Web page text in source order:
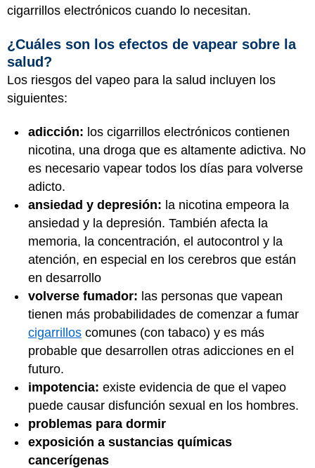
cigarrillos electrónicos cuando lo necesitan.
¿Cuáles son los efectos de vapear sobre la
salud?
Los riesgos del vapeo para la salud incluyen los
siguientes:
adicción: los cigarrillos electrónicos contienen
nicotina, una droga que es altamente adictiva. No
es necesario vapear todos los días para volverse
adicto.
ansiedad y depresión: la nicotina empeora la
ansiedad y la depresión. También afecta la
memoria, la concentración, el autocontrol y la
atención, en especial en los cerebros que están
en desarrollo
volverse fumador: las personas que vapean
tienen más probabilidades de comenzar a fumar
cigarrillos comunes (con tabaco) y es más
probable que desarrollen otras adicciones en el
futuro.
impotencia: existe evidencia de que el vapeo
puede causar disfunción sexual en los hombres.
problemas para dormir
exposición a sustancias químicas
cancerígenas